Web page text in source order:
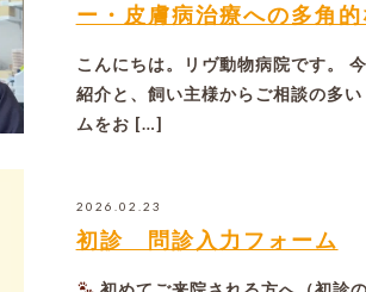
ー・皮膚病治療への多角
こんにちは。リヴ動物病院です。
紹介と、飼い主様からご相談の多
ムをお […]
2026.02.23
初診 問診入力フォーム